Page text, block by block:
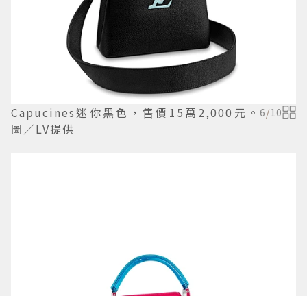
Capucines迷你黑色，售價15萬2,000元。
圖／LV提供
6/10